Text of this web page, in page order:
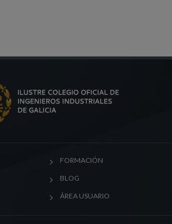
FORMACIÓN
BLOG
ÁREA USUARIO